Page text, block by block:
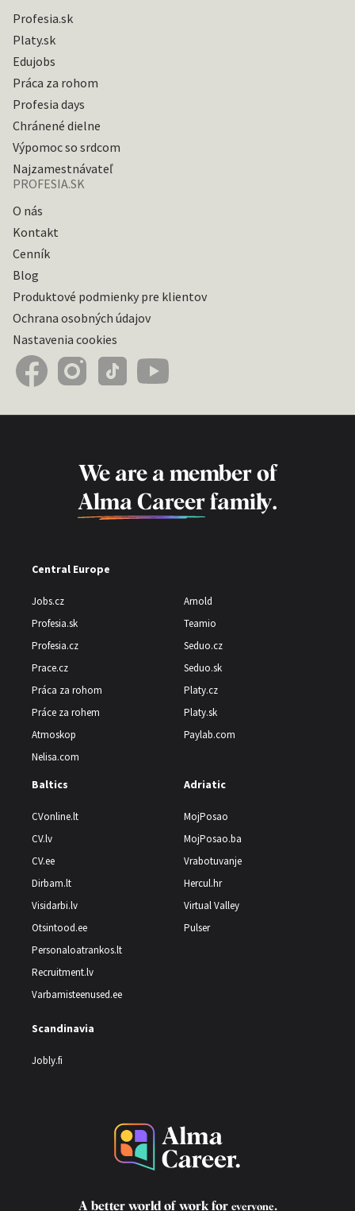
Profesia.sk
Platy.sk
Edujobs
Práca za rohom
Profesia days
Chránené dielne
Výpomoc so srdcom
Najzamestnávateľ
PROFESIA.SK
O nás
Kontakt
Cenník
Blog
Produktové podmienky pre klientov
Ochrana osobných údajov
Nastavenia cookies
We are a member of
Alma Career family.
Central Europe
Jobs.cz
Profesia.sk
Profesia.cz
Prace.cz
Práca za rohom
Práce za rohem
Atmoskop
Nelisa.com
Arnold
Teamio
Seduo.cz
Seduo.sk
Platy.cz
Platy.sk
Paylab.com
Baltics
CVonline.lt
CV.lv
CV.ee
Dirbam.lt
Visidarbi.lv
Otsintood.ee
Personaloatrankos.lt
Recruitment.lv
Varbamisteenused.ee
Adriatic
MojPosao
MojPosao.ba
Vrabotuvanje
Hercul.hr
Virtual Valley
Pulser
Scandinavia
Jobly.fi
A better world of work for everyone.